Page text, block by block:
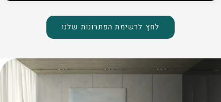
לחץ לרשימת הפתרונות שלנו